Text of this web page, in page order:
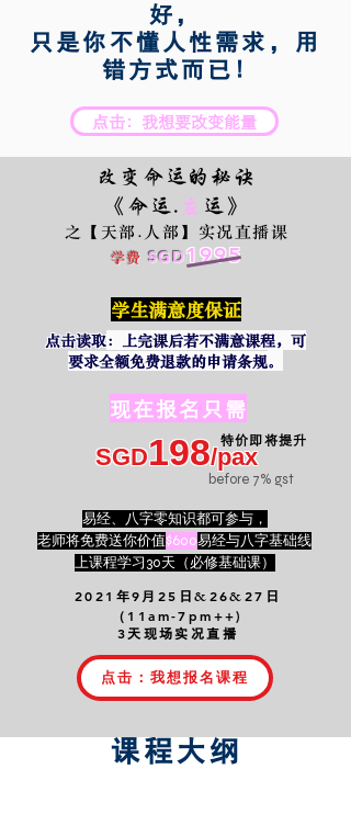
好，
只是你不懂人性需求，用
错方式而已!
点击：我想要改变能量
课程大纲
改变命运的秘诀
《命运. 应 运》
之 【天部.人部】实况直播课
学费SGD1995
学生满意度保证
点击读取：上完课后若不满意课程，可
要求全额免费退款的申请条规。
​现在报名只需
SGD198/pax
​特价即将提升
​before 7% gst
​易经、八字零知识都可参与，
老师将免费送你价值$600易经与八字基础线
上课程学习30天（必修基础课）
2021 年9 月 25 日&26&27 日
（11am-7pm++)
3 天现场实况直播
点击：我想报名课程